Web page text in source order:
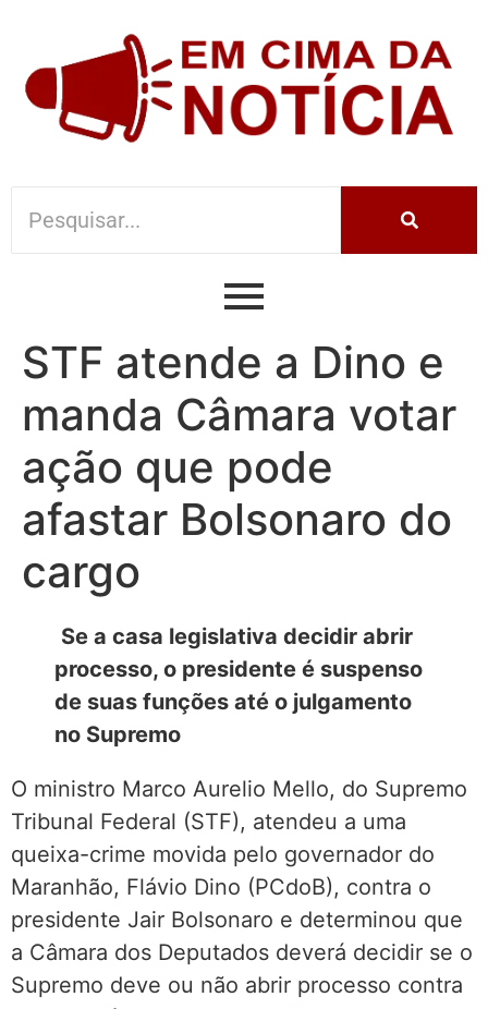
STF atende a Dino e
manda Câmara votar
ação que pode
afastar Bolsonaro do
cargo
Se a casa legislativa decidir abrir
processo, o presidente é suspenso
de suas funções até o julgamento
no Supremo
O ministro Marco Aurelio Mello, do Supremo
Tribunal Federal (STF), atendeu a uma
queixa-crime movida pelo governador do
Maranhão, Flávio Dino (PCdoB), contra o
presidente Jair Bolsonaro e determinou que
a Câmara dos Deputados deverá decidir se o
Supremo deve ou não abrir processo contra